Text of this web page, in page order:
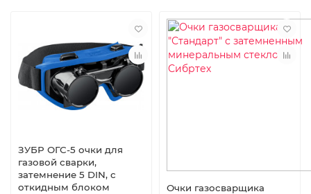
ЗУБР ОГС-5 очки для
газовой сварки,
затемнение 5 DIN, с
откидным блоком
Очки газосварщика